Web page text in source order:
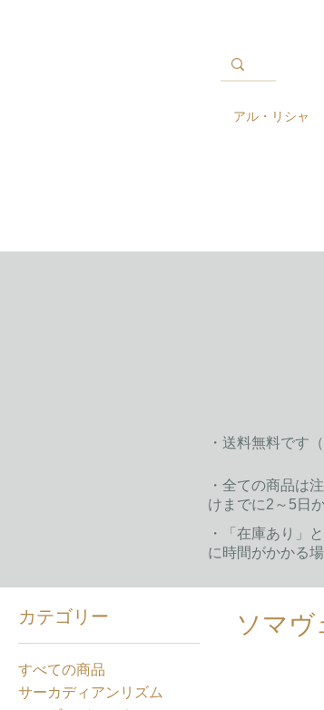
アル・リシャ
・送料無料です
・全ての商品は
けまでに2～5日
・「在庫あり」
に時間がかかる
カテゴリー
すべての商品
サーカディアンリズム
ソマヴ